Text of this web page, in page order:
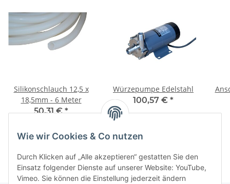
Wie wir Cookies & Co nutzen
Durch Klicken auf „Alle akzeptieren“ gestatten Sie den
Einsatz folgender Dienste auf unserer Website: YouTube,
Vimeo. Sie können die Einstellung jederzeit ändern
Silikonschlauch 12,5 x
18,5mm - 6 Meter
50,31 €*
Würzepumpe Edelstahl
100,57 € *